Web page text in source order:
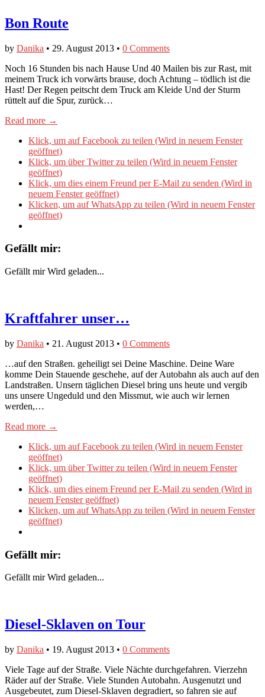
Bon Route
by Danika • 29. August 2013 • 0 Comments
Noch 16 Stunden bis nach Hause Und 40 Mailen bis zur Rast, mit
meinem Truck ich vorwärts brause, doch Achtung – tödlich ist die
Hast! Der Regen peitscht dem Truck am Kleide Und der Sturm
rüttelt auf die Spur, zurück…
Read more →
Klick, um auf Facebook zu teilen (Wird in neuem Fenster
geöffnet)
Klick, um über Twitter zu teilen (Wird in neuem Fenster
geöffnet)
Klick, um dies einem Freund per E-Mail zu senden (Wird in
neuem Fenster geöffnet)
Klicken, um auf WhatsApp zu teilen (Wird in neuem Fenster
geöffnet)
Gefällt mir:
Gefällt mir Wird geladen...
Kraftfahrer unser…
by Danika • 21. August 2013 • 0 Comments
…auf den Straßen. geheiligt sei Deine Maschine. Deine Ware
komme Dein Stauende geschehe, auf der Autobahn als auch auf den
Landstraßen. Unsern täglichen Diesel bring uns heute und vergib
uns unsere Ungeduld und den Missmut, wie auch wir lernen
werden,…
Read more →
Klick, um auf Facebook zu teilen (Wird in neuem Fenster
geöffnet)
Klick, um über Twitter zu teilen (Wird in neuem Fenster
geöffnet)
Klick, um dies einem Freund per E-Mail zu senden (Wird in
neuem Fenster geöffnet)
Klicken, um auf WhatsApp zu teilen (Wird in neuem Fenster
geöffnet)
Gefällt mir:
Gefällt mir Wird geladen...
Diesel-Sklaven on Tour
by Danika • 19. August 2013 • 0 Comments
Viele Tage auf der Straße. Viele Nächte durchgefahren. Vierzehn
Räder auf der Straße. Viele Stunden Autobahn. Ausgenutzt und
Ausgebeutet, zum Diesel-Sklaven degradiert, so fahren sie auf